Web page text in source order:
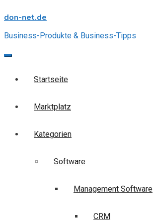
to
don-net.de
Business-Produkte & Business-Tipps
Startseite
Marktplatz
Kategorien
Software
Management Software
CRM